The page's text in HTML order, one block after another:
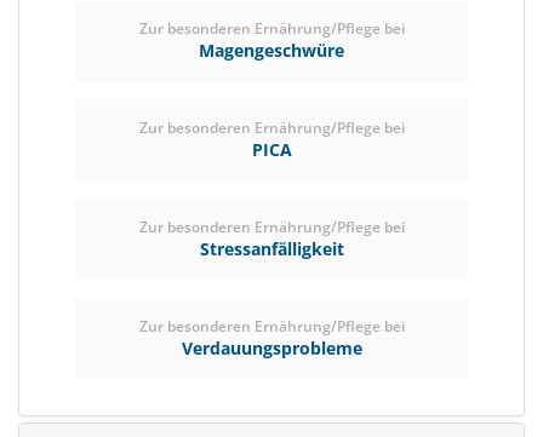
Zur besonderen Ernährung/Pflege bei
Magengeschwüre
Zur besonderen Ernährung/Pflege bei
PICA
Zur besonderen Ernährung/Pflege bei
Stressanfälligkeit
Zur besonderen Ernährung/Pflege bei
Verdauungsprobleme